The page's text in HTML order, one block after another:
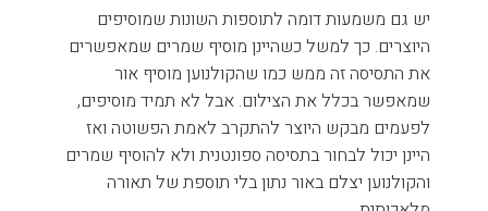
יש גם משמעות דומה לתוספות השונות שמוסיפים
היוצרים. כך למשל כשהיינן מוסיף שמרים שמאפשרים
את התסיסה זה ממש כמו שהקולנוען מוסיף אור
שמאפשר בכלל את הצילום. אבל לא תמיד מוסיפים,
לפעמים מבקש היוצר להתקרב לאמת הפשוטה ואז
היינן יכול לבחור בתסיסה ספונטנית ולא להוסיף שמרים
והקולנוען יצלם באור נתון בלי תוספת של תאורה